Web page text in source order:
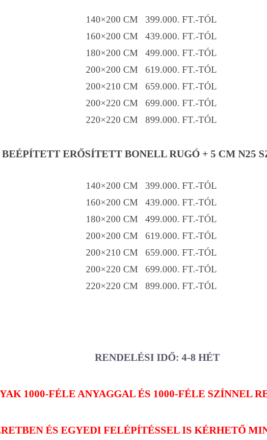
140×200 CM 399.000. FT.-TÓL
160×200 CM 439.000. FT.-TÓL
180×200 CM 499.000. FT.-TÓL
200×200 CM 619.000. FT.-TÓL
200×210 CM 659.000. FT.-TÓL
200×220 CM 699.000. FT.-TÓL
220×220 CM 899.000. FT.-TÓL
ERŐSÍTETT BONELL RUGÓ + 5 CM N25
140×200 CM 399.000. FT.-TÓL
160×200 CM 439.000. FT.-TÓL
180×200 CM 499.000. FT.-TÓL
200×200 CM 619.000. FT.-TÓL
200×210 CM 659.000. FT.-TÓL
200×220 CM 699.000. FT.-TÓL
220×220 CM 899.000. FT.-TÓL
RENDELÉSI IDŐ: 4-8 HÉT
1000-FÉLE ANYAGGAL ÉS 1000-FÉLE SZÍNNEL
ÉS EGYEDI FELÉPÍTÉSSEL IS KÉRHETŐ